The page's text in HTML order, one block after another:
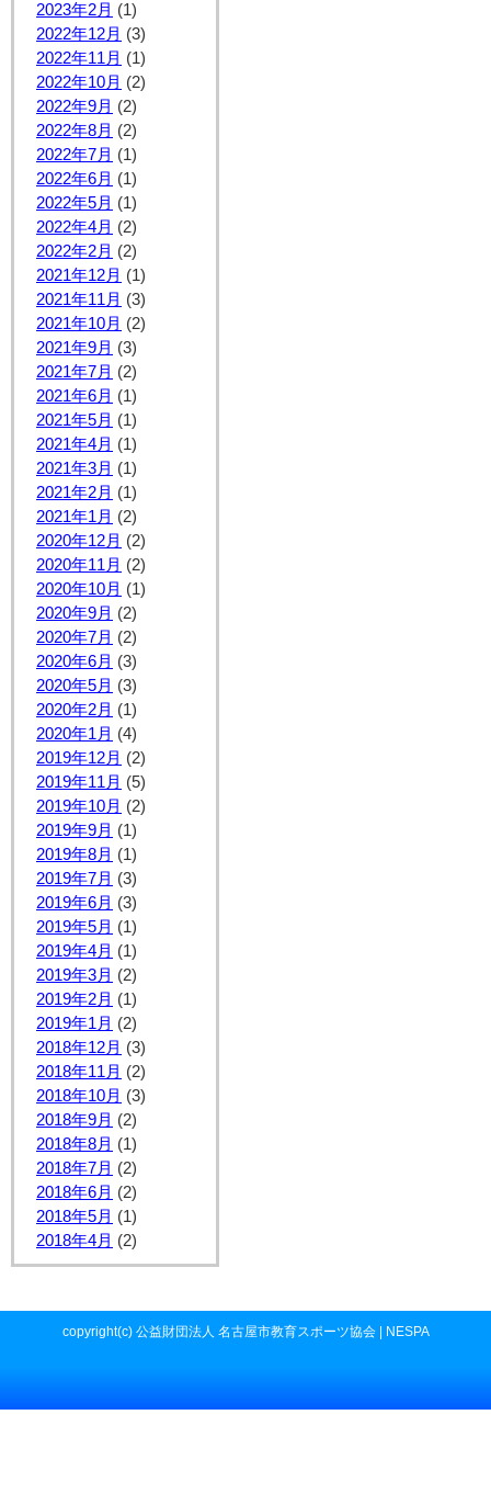
2023年2月 (1)
2022年12月 (3)
2022年11月 (1)
2022年10月 (2)
2022年9月 (2)
2022年8月 (2)
2022年7月 (1)
2022年6月 (1)
2022年5月 (1)
2022年4月 (2)
2022年2月 (2)
2021年12月 (1)
2021年11月 (3)
2021年10月 (2)
2021年9月 (3)
2021年7月 (2)
2021年6月 (1)
2021年5月 (1)
2021年4月 (1)
2021年3月 (1)
2021年2月 (1)
2021年1月 (2)
2020年12月 (2)
2020年11月 (2)
2020年10月 (1)
2020年9月 (2)
2020年7月 (2)
2020年6月 (3)
2020年5月 (3)
2020年2月 (1)
2020年1月 (4)
2019年12月 (2)
2019年11月 (5)
2019年10月 (2)
2019年9月 (1)
2019年8月 (1)
2019年7月 (3)
2019年6月 (3)
2019年5月 (1)
2019年4月 (1)
2019年3月 (2)
2019年2月 (1)
2019年1月 (2)
2018年12月 (3)
2018年11月 (2)
2018年10月 (3)
2018年9月 (2)
2018年8月 (1)
2018年7月 (2)
2018年6月 (2)
2018年5月 (1)
2018年4月 (2)
copyright(c) 公益財団法人 名古屋市教育スポーツ協会 | NESPA